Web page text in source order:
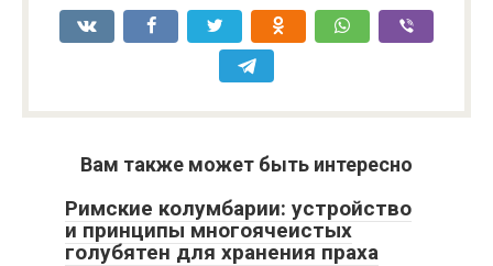
Вам также может быть интересно
Римские колумбарии: устройство
и принципы многоячеистых
голубятен для хранения праха